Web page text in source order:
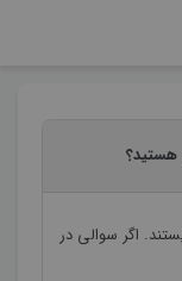
هستید؟
اگر سوالی در